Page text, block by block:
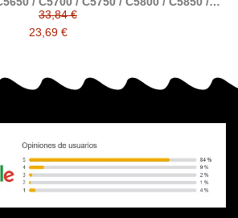
negro compatible al Tambor original
OKI
33,84 €
23,69 €